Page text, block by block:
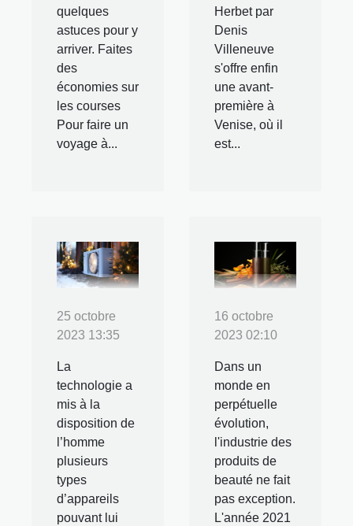
quelques
astuces pour y
arriver. Faites
des
économies sur
les courses
Pour faire un
voyage à...
Herbet par
Denis
Villeneuve
s'offre enfin
une avant-
première à
Venise, où il
est...
25 octobre
2023 13:35
La
technologie a
mis à la
disposition de
l’homme
plusieurs
types
d’appareils
pouvant lui
16 octobre
2023 02:10
Dans un
monde en
perpétuelle
évolution,
l'industrie des
produits de
beauté ne fait
pas exception.
L'année 2021